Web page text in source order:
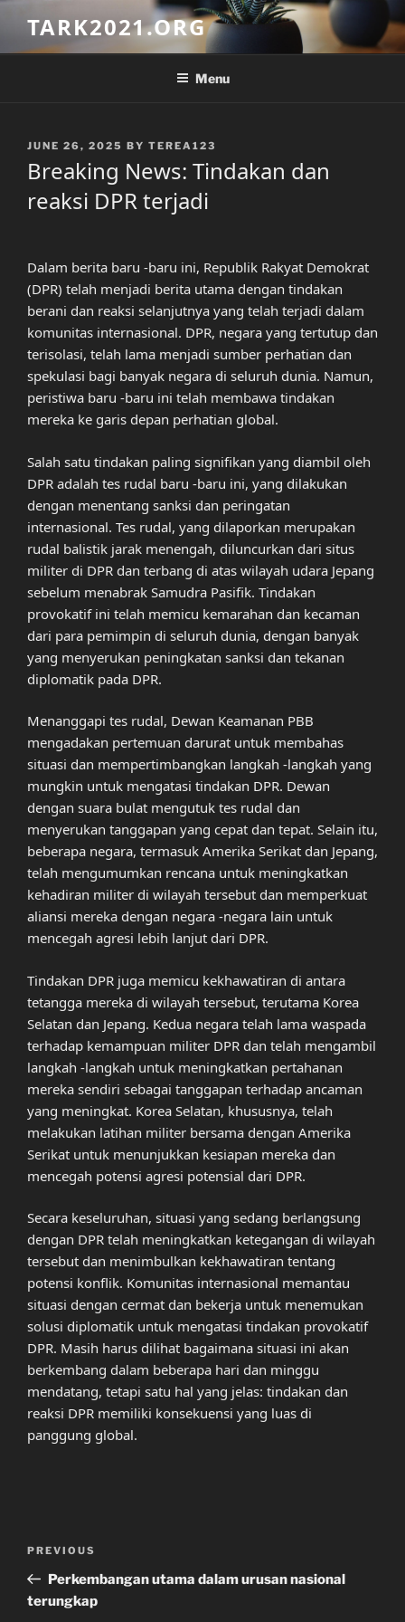
content
TARK2021.ORG
Menu
POSTED
JUNE 26, 2025 BY TEREA123
Breaking News: Tindakan dan
reaksi DPR terjadi
Dalam berita baru -baru ini, Republik Rakyat Demokrat
(DPR) telah menjadi berita utama dengan tindakan
berani dan reaksi selanjutnya yang telah terjadi dalam
komunitas internasional. DPR, negara yang tertutup dan
terisolasi, telah lama menjadi sumber perhatian dan
spekulasi bagi banyak negara di seluruh dunia. Namun,
peristiwa baru -baru ini telah membawa tindakan
mereka ke garis depan perhatian global.
Salah satu tindakan paling signifikan yang diambil oleh
DPR adalah tes rudal baru -baru ini, yang dilakukan
dengan menentang sanksi dan peringatan
internasional. Tes rudal, yang dilaporkan merupakan
rudal balistik jarak menengah, diluncurkan dari situs
militer di DPR dan terbang di atas wilayah udara Jepang
sebelum menabrak Samudra Pasifik. Tindakan
provokatif ini telah memicu kemarahan dan kecaman
dari para pemimpin di seluruh dunia, dengan banyak
yang menyerukan peningkatan sanksi dan tekanan
diplomatik pada DPR.
Menanggapi tes rudal, Dewan Keamanan PBB
mengadakan pertemuan darurat untuk membahas
situasi dan mempertimbangkan langkah -langkah yang
mungkin untuk mengatasi tindakan DPR. Dewan
dengan suara bulat mengutuk tes rudal dan
menyerukan tanggapan yang cepat dan tepat. Selain itu,
beberapa negara, termasuk Amerika Serikat dan Jepang,
telah mengumumkan rencana untuk meningkatkan
kehadiran militer di wilayah tersebut dan memperkuat
aliansi mereka dengan negara -negara lain untuk
mencegah agresi lebih lanjut dari DPR.
Tindakan DPR juga memicu kekhawatiran di antara
tetangga mereka di wilayah tersebut, terutama Korea
Selatan dan Jepang. Kedua negara telah lama waspada
terhadap kemampuan militer DPR dan telah mengambil
langkah -langkah untuk meningkatkan pertahanan
mereka sendiri sebagai tanggapan terhadap ancaman
yang meningkat. Korea Selatan, khususnya, telah
melakukan latihan militer bersama dengan Amerika
Serikat untuk menunjukkan kesiapan mereka dan
mencegah potensi agresi potensial dari DPR.
Secara keseluruhan, situasi yang sedang berlangsung
dengan DPR telah meningkatkan ketegangan di wilayah
tersebut dan menimbulkan kekhawatiran tentang
potensi konflik. Komunitas internasional memantau
situasi dengan cermat dan bekerja untuk menemukan
solusi diplomatik untuk mengatasi tindakan provokatif
DPR. Masih harus dilihat bagaimana situasi ini akan
berkembang dalam beberapa hari dan minggu
mendatang, tetapi satu hal yang jelas: tindakan dan
reaksi DPR memiliki konsekuensi yang luas di
panggung global.
Previous
Post
PREVIOUS
Perkembangan utama dalam urusan nasional
terungkap